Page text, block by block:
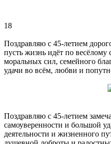
18
Поздравляю с 45-летием
пусть жизнь идёт по
моральных сил, семейного
удачи во всём, любви и
Поздравляю с 45-летием
самоуверенности и большой
деятельности и жизненного